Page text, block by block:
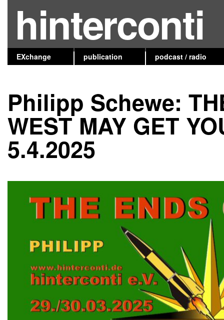
hinterconti
EXchange publication podcast / radio
Philipp Schewe:
WEST MAY GET
5.4.2025